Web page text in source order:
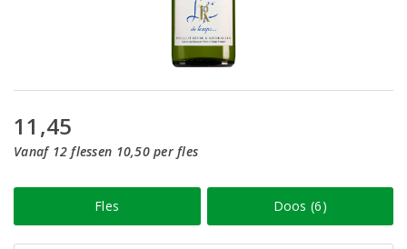
11,45
Vanaf 12 flessen 10,50 per fles
Fles Doos (6)